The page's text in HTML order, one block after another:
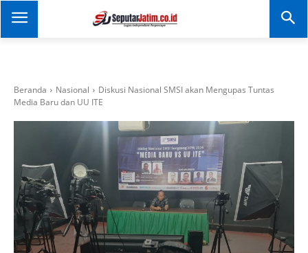
SEPUTAR JATIM
Portal Informasi Dan
Beranda Nasional
Diskusi Nasional SMSI akan Mengupas Tuntas
Media Baru dan UU ITE